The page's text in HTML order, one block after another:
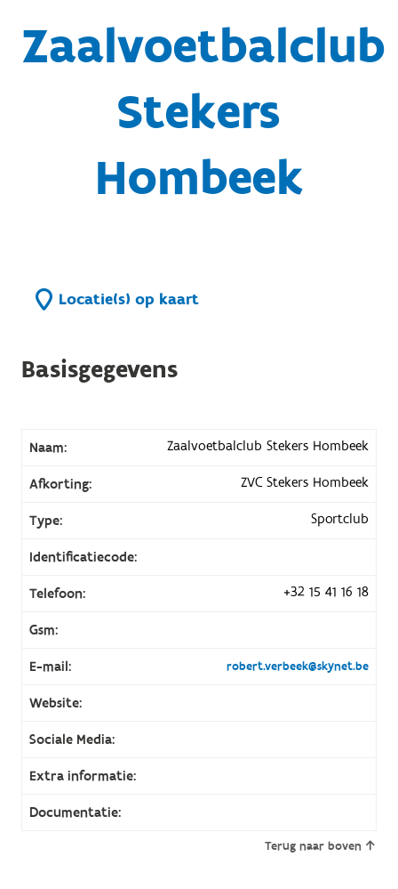
Zaalvoetbalclub
Stekers
Hombeek
Locatie(s) op kaart
Basisgegevens
Naam: Zaalvoetbalclub Stekers Hombeek
Afkorting: ZVC Stekers Hombeek
Type: Sportclub
Identificatiecode:
Telefoon: +32 15 41 16 18
Gsm:
E-mail: robert.verbeek@skynet.be
Website:
Sociale Media:
Extra informatie:
Documentatie:
Terug naar boven